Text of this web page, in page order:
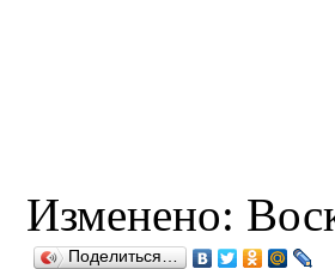
Изменено:
Поделиться…